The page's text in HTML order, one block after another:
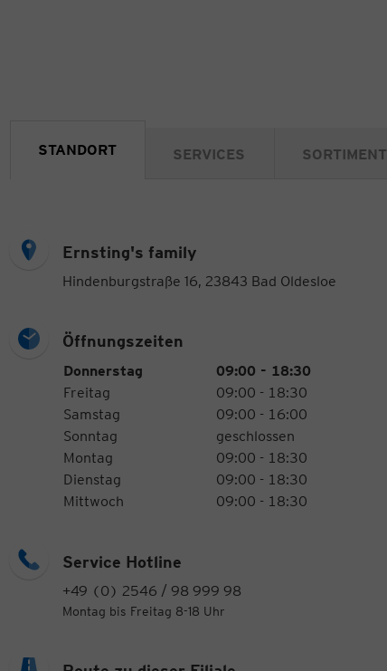
STANDORT SERVICES SORTIMENT
Ernsting's family
Hindenburgstraße 16, 23843 Bad Oldesloe
Öffnungszeiten
Öffnungszeiten
WochentagUhrzeiten
Donnerstag
09:00 - 18:30
Freitag
09:00 - 18:30
Samstag
09:00 - 16:00
Sonntag
geschlossen
Montag
09:00 - 18:30
Dienstag
09:00 - 18:30
Mittwoch
09:00 - 18:30
Service Hotline
+49 (0) 2546 / 98 999 98
Montag bis Freitag 8-18 Uhr